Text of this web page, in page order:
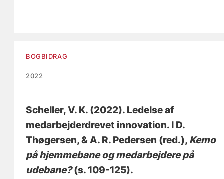
BOGBIDRAG
2022
Scheller, V. K. (2022). Ledelse af
medarbejderdrevet innovation. I D.
Thøgersen, & A. R. Pedersen (red.), Kemo
på hjemmebane og medarbejdere på
udebane?(s. 109-125).